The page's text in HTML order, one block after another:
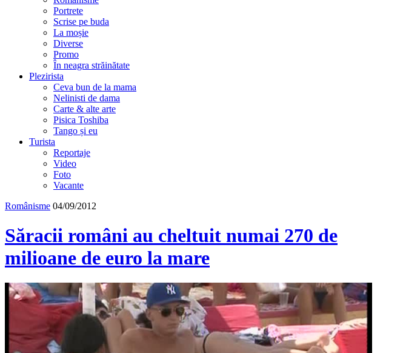
Portrete
Scrise pe buda
La moșie
Diverse
Promo
În neagra străinătate
Plezirista
Ceva bun de la mama
Nelinisti de dama
Carte & alte arte
Pisica Toshiba
Tango și eu
Turista
Reportaje
Video
Foto
Vacante
Românisme 04/09/2012
Săracii români au cheltuit numai 270 de
milioane de euro la mare